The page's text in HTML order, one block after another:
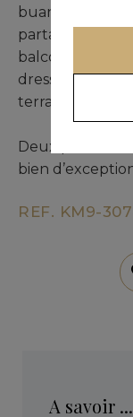
buanderie, un
partageant une
balcon/
dressing, salle
terrasses/
Deux places
bien
REF. KM9-
A savoir ...